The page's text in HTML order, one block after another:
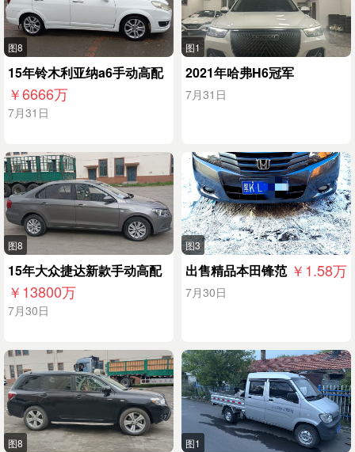
图8
15年铃木利亚纳a6手动高配
￥6666万
7月31日
图1
2021年哈弗H6冠军
7月31日
图8
15年大众捷达新款手动高配
￥13800万
7月30日
图3
出售精品本田锋范 ￥1.58万
7月30日
图8 图1